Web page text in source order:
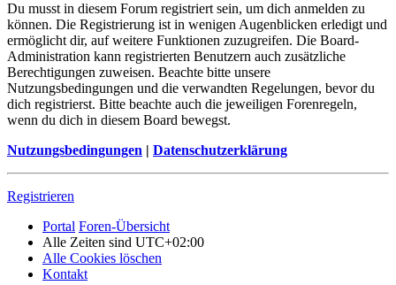
Du musst in diesem Forum registriert sein, um dich anmelden zu
können. Die Registrierung ist in wenigen Augenblicken erledigt und
ermöglicht dir, auf weitere Funktionen zuzugreifen. Die Board-
Administration kann registrierten Benutzern auch zusätzliche
Berechtigungen zuweisen. Beachte bitte unsere
Nutzungsbedingungen und die verwandten Regelungen, bevor du
dich registrierst. Bitte beachte auch die jeweiligen Forenregeln,
wenn du dich in diesem Board bewegst.
Nutzungsbedingungen | Datenschutzerklärung
Registrieren
Portal Foren-Übersicht
Alle Zeiten sind UTC+02:00
Alle Cookies löschen
Kontakt